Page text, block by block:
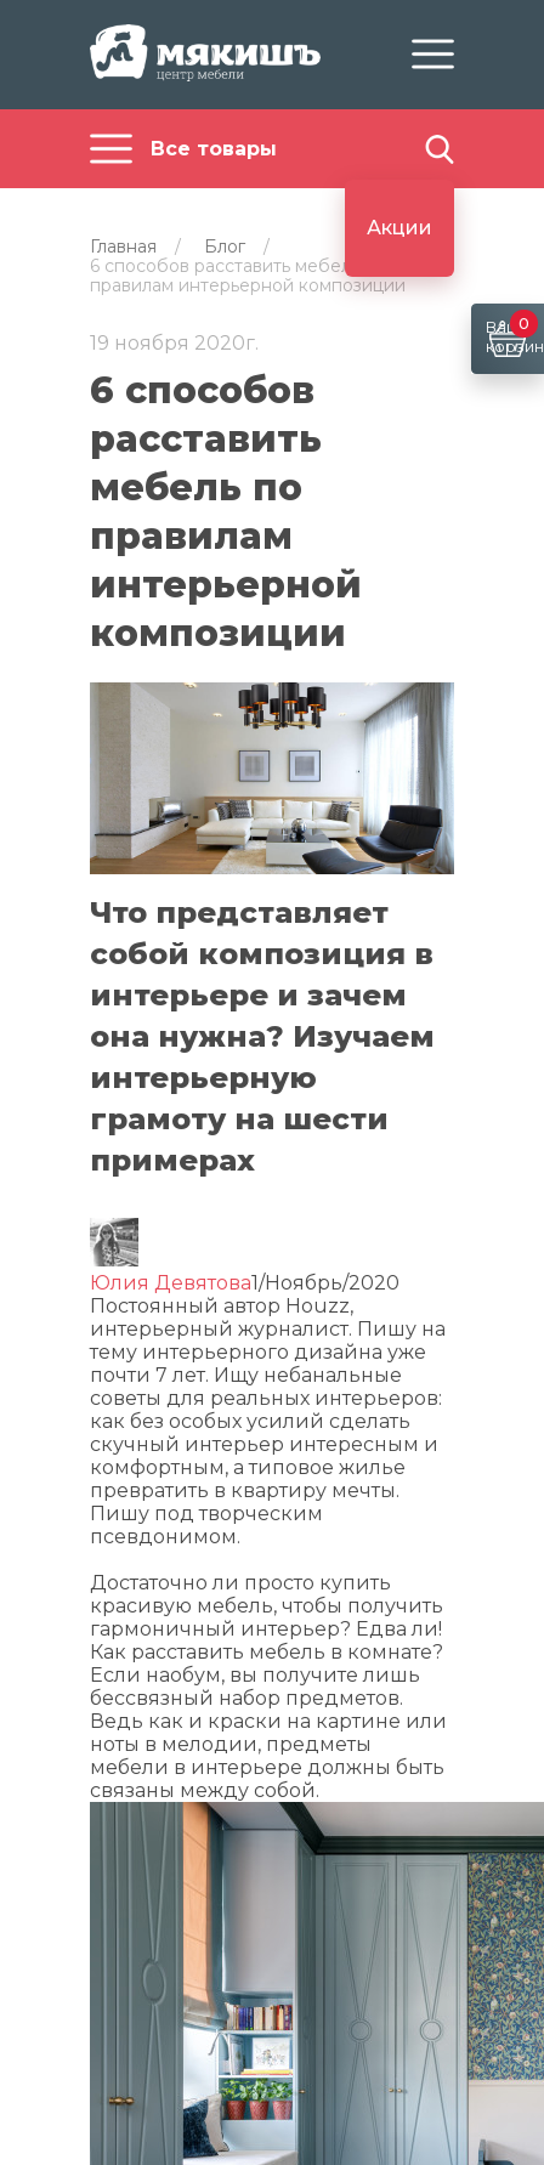
Все товары
Акции
Ваша
0
Главная / Блог
/
6 способов расставить мебель по
правилам интерьерной композиции
19 ноября 2020г.
6 способов
расставить
мебель по
правилам
интерьерной
композиции
Что представляет
собой композиция в
интерьере и зачем
она нужна? Изучаем
интерьерную
грамоту на шести
примерах
Юлия Девятова1/Ноябрь/2020
Постоянный автор Houzz,
интерьерный журналист. Пишу на
тему интерьерного дизайна уже
почти 7 лет. Ищу небанальные
советы для реальных интерьеров:
как без особых усилий сделать
скучный интерьер интересным и
комфортным, а типовое жилье
превратить в квартиру мечты.
Пишу под творческим
псевдонимом.
Достаточно ли просто купить
красивую мебель, чтобы получить
гармоничный интерьер? Едва ли!
Как расставить мебель в комнате?
Если наобум, вы получите лишь
бессвязный набор предметов.
Ведь как и краски на картине или
ноты в мелодии, предметы
мебели в интерьере должны быть
связаны между собой.